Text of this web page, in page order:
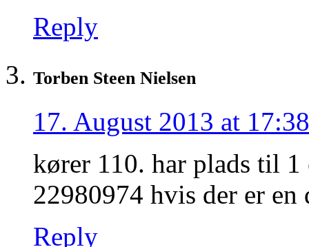
Reply
Torben Steen Nielsen
17. August 2013 at 17:38
kører 110. har plads til
22980974 hvis der er en
Reply